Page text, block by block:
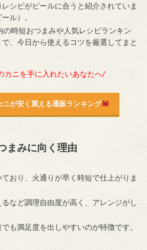
シピがビールに合うと紹介されていま
ル）。
時短おつまみや人気レシピランキン
、今日から使えるコツを厳選してまと
カニを手に入れたいあなたへ/
ニが安く買える通販ランキング
まみに向く理由
おり、火通りが早く時短で仕上がりま
など調理自由度が高く、アレンジがし
も満足度を出しやすいのが特徴です。